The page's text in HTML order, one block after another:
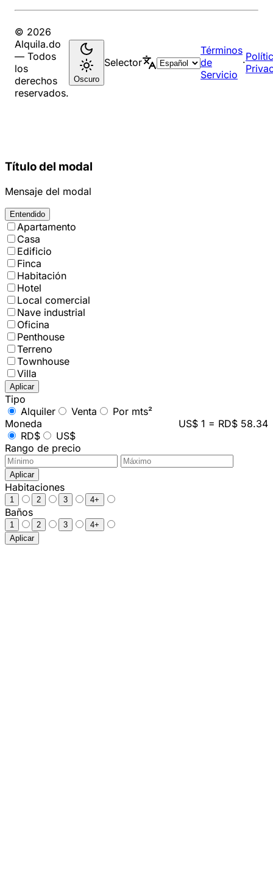
© 2026
Alquila.do
— Todos
los
derechos
reservados.
Oscuro
Selector
Términos
de
Servicio
·
Título del modal
Mensaje del modal
Entendido
Apartamento
Casa
Edificio
Finca
Habitación
Hotel
Local comercial
Nave industrial
Oficina
Penthouse
Terreno
Townhouse
Villa
Aplicar
Tipo
Alquiler
Venta
Por mts²
Moneda
US$ 1 = RD$ 58.34
RD$
US$
Rango de precio
Aplicar
Habitaciones
1 2 3 4+
Baños
1 2 3
4+
Aplicar